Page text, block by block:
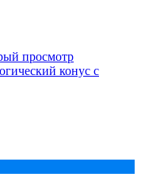
просмотр
конус с